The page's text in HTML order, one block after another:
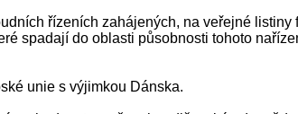
řízeních zahájených, na veřejné
spadají do oblasti působnosti tohoto
unie s výjimkou Dánska.